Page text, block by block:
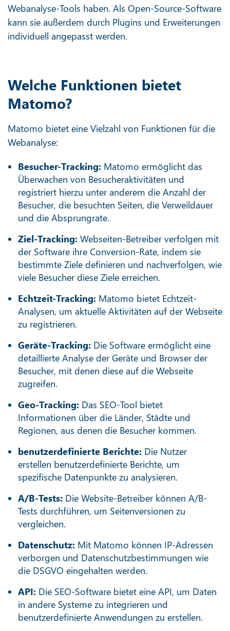
Webanalyse-Tools haben. Als Open-Source-Software
kann sie außerdem durch Plugins und Erweiterungen
individuell angepasst werden.
Welche Funktionen bietet
Matomo?
Matomo bietet eine Vielzahl von Funktionen für die
Webanalyse:
Besucher-Tracking: Matomo ermöglicht das
Überwachen von Besucheraktivitäten und
registriert hierzu unter anderem die Anzahl der
Besucher, die besuchten Seiten, die Verweildauer
und die Absprungrate.
Ziel-Tracking: Webseiten-Betreiber verfolgen mit
der Software ihre Conversion-Rate, indem sie
bestimmte Ziele definieren und nachverfolgen, wie
viele Besucher diese Ziele erreichen.
Echtzeit-Tracking: Matomo bietet Echtzeit-
Analysen, um aktuelle Aktivitäten auf der Webseite
zu registrieren.
Geräte-Tracking: Die Software ermöglicht eine
detaillierte Analyse der Geräte und Browser der
Besucher, mit denen diese auf die Webseite
zugreifen.
Geo-Tracking: Das SEO-Tool bietet
Informationen über die Länder, Städte und
Regionen, aus denen die Besucher kommen.
benutzerdefinierte Berichte: Die Nutzer
erstellen benutzerdefinierte Berichte, um
spezifische Datenpunkte zu analysieren.
A/B-Tests: Die Website-Betreiber können A/B-
Tests durchführen, um Seitenversionen zu
vergleichen.
Datenschutz: Mit Matomo können IP-Adressen
verborgen und Datenschutzbestimmungen wie
die DSGVO eingehalten werden.
API: Die SEO-Software bietet eine API, um Daten
in andere Systeme zu integrieren und
benutzerdefinierte Anwendungen zu erstellen.